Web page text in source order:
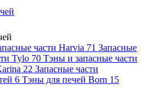
части Harvia 71 Запасные
Tylo 70 Тэны и запасные части
22 Запасные части
6 Тэны для печей Born 15